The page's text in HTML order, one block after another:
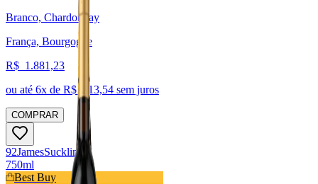
Branco, Chardonnay
França, Bourgogne
R$ 1.881,23
ou até 6x de R$ 313,54 sem juros
COMPRAR
92JamesSuckling
750ml
Best Buy